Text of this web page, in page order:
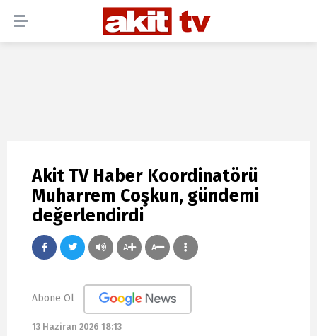
Akit TV Haber Koordinatörü
Muharrem Coşkun, gündemi
değerlendirdi
A A
Abone Ol
13 Haziran 2026 18:13